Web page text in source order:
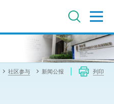
社区参与 新闻公报 列印